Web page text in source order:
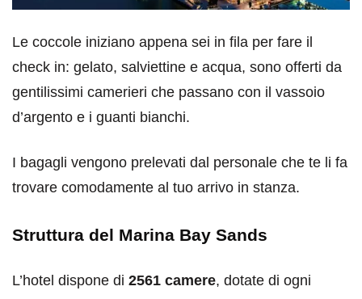
Le coccole iniziano appena sei in fila per fare il
check in: gelato, salviettine e acqua, sono offerti da
gentilissimi camerieri che passano con il vassoio
d’argento e i guanti bianchi.
I bagagli vengono prelevati dal personale che te li fa
trovare comodamente al tuo arrivo in stanza.
Struttura del Marina Bay Sands
L’hotel dispone di 2561 camere, dotate di ogni